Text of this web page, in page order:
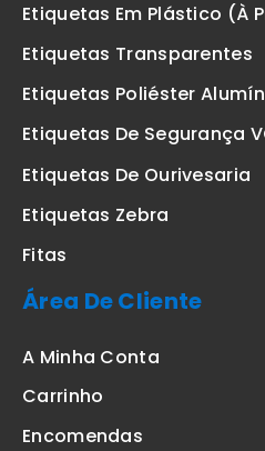
Etiquetas Em Plástico (à
Etiquetas Transparentes
Etiquetas Poliéster
Etiquetas De Segurança
Etiquetas De Ourivesaria
Etiquetas Zebra
Fitas
Área De Cliente
A Minha Conta
Carrinho
Encomendas